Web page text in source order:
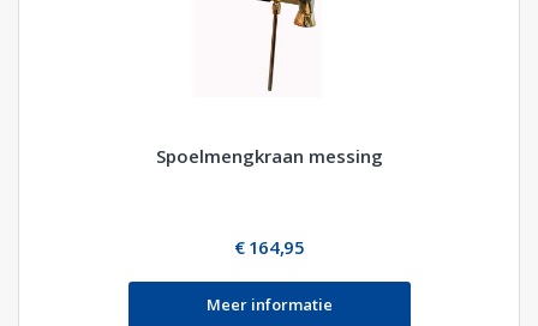
Spoelmengkraan messing
€ 164,95
Meer informatie